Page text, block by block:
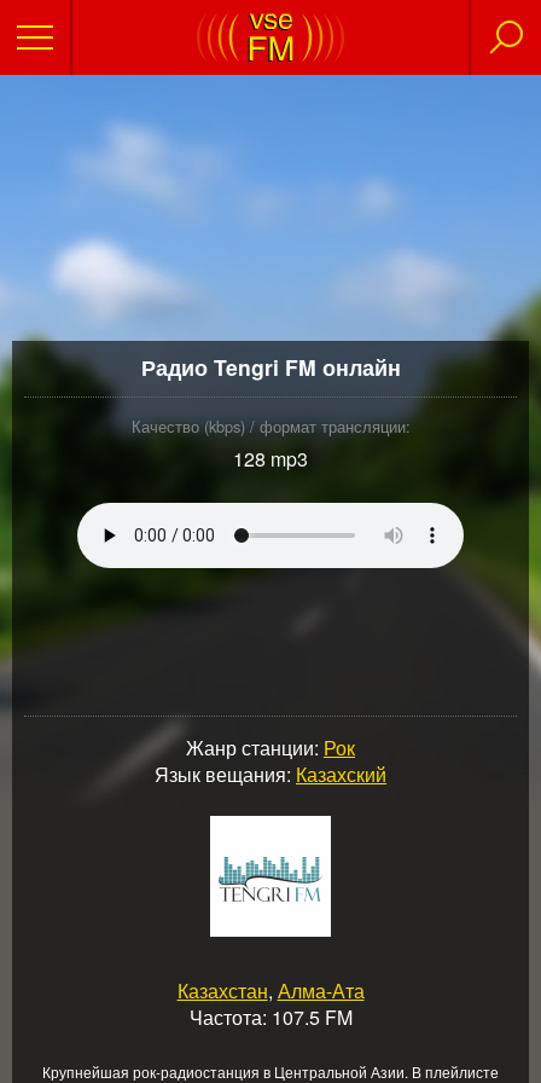
Радио Tengri FM онлайн
Качество (kbps) / формат трансляции:
128 mp3
Жанр станции: Рок
Язык вещания: Казахский
Казахстан, Алма-Ата
Частота: 107.5 FM
Крупнейшая рок-радиостанция в Центральной Азии. В плейлисте